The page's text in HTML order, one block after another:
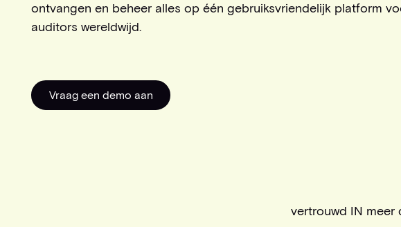
ontvangen en beheer alles op één gebruiksvriendelijk platform
auditors wereldwijd.
Vraag een demo aan
Vraag een demo aan
vertrouwd IN